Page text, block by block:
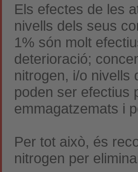
Els efectes de les
nivells dels seus
1% són molt
deterioració;
nitrogen, i/o nivells
poden ser efectius
emmagatzemats i
Per tot això, és
nitrogen per